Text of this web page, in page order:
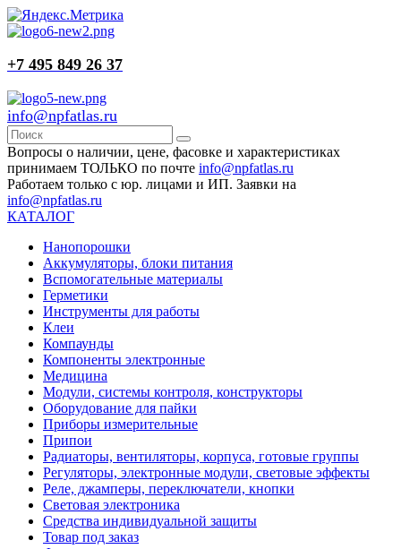
+7 495 849 26 37
info@npfatlas.ru
Вопросы о наличии, цене, фасовке и характеристиках
принимаем ТОЛЬКО по почте info@npfatlas.ru
Работаем только с юр. лицами и ИП. Заявки на
info@npfatlas.ru
КАТАЛОГ
Нанопорошки
Аккумуляторы, блоки питания
Вспомогательные материалы
Герметики
Инструменты для работы
Клеи
Компаунды
Компоненты электронные
Медицина
Модули, системы контроля, конструкторы
Оборудование для пайки
Приборы измерительные
Припои
Радиаторы, вентиляторы, корпуса, готовые группы
Регуляторы, электронные модули, световые эффекты
Реле, джамперы, переключатели, кнопки
Световая электроника
Средства индивидуальной защиты
Товар под заказ